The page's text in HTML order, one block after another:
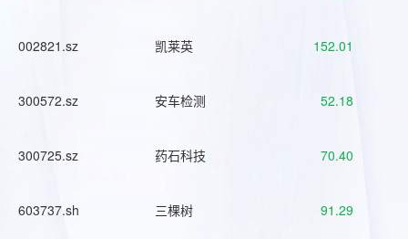
002821.sz 凯莱英 152.01
300572.sz 安车检测 52.18
300725.sz 药石科技 70.40
603737.sh 三棵树 91.29